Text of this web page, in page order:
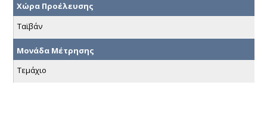
Χώρα Προέλευσης
Ταϊβάν
Μονάδα Μέτρησης
Τεμάχιο